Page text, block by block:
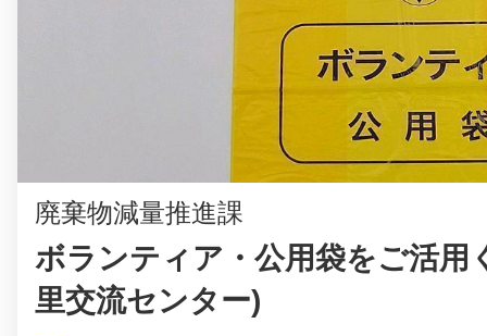
廃棄物減量推進課
ボランティア・公用袋をご活用
里交流センター)
まちのコイン
お知らせ
お問い合わせ